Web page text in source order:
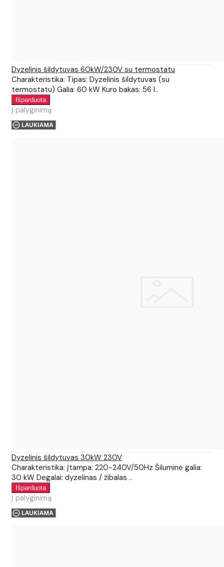
Dyzelinis šildytuvas 60kW/230V su termostatu
Charakteristika: Tipas: Dyzelinis šildytuvas (su
termostatu) Galia: 60 kW Kuro bakas: 56 l..
Į palyginimą
Dyzelinis šildytuvas 30kW 230V
Charakteristika: Įtampa: 220-240V/50Hz Šiluminė galia:
30 kW Degalai: dyzelinas / žibalas ..
Į palyginimą